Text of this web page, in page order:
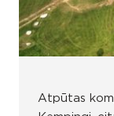
Atpūtas